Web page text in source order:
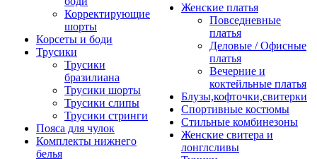
Корректирующие
шорты
Корсеты и боди
Трусики
Трусики
бразилиана
Трусики шорты
Трусики слипы
Трусики стринги
Пояса для чулок
Комплекты нижнего
белья
Женские платья
Повседневные
платья
Деловые / Офисные
платья
Вечерние и
коктейльные платья
Блузы,кофточки,свитерки
Спортивные костюмы
Стильные комбинезоны
Женские свитера и
лонглсливы